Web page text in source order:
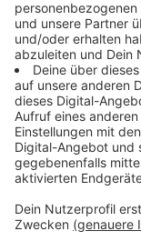
mit dem
und Embolo in
Fans gesorgt.
Grifo, Günter
vermeintlich die
Minute gelang
das Tor zum